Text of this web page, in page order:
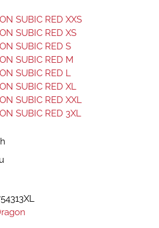
SUBIC RED XXS
SUBIC RED XS
SUBIC RED S
SUBIC RED M
SUBIC RED L
SUBIC RED XL
SUBIC RED XXL
SUBIC RED 3XL